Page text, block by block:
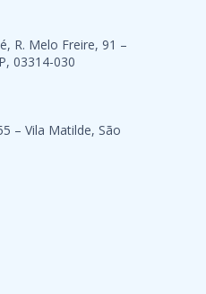
R. Melo Freire, 91 –
03314-030
– Vila Matilde, São